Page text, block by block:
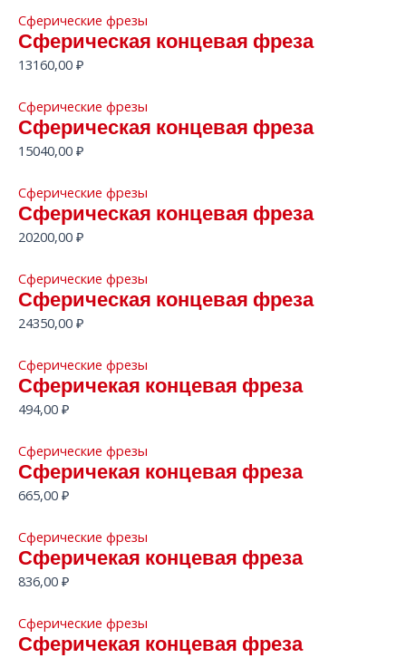
Сферические фрезы
Сферическая концевая фреза
13160,00 ₽
Сферические фрезы
Сферическая концевая фреза
15040,00 ₽
Сферические фрезы
Сферическая концевая фреза
20200,00 ₽
Сферические фрезы
Сферическая концевая фреза
24350,00 ₽
Сферические фрезы
Сферичекая концевая фреза
494,00 ₽
Сферические фрезы
Сферичекая концевая фреза
665,00 ₽
Сферические фрезы
Сферичекая концевая фреза
836,00 ₽
Сферические фрезы
Сферичекая концевая фреза